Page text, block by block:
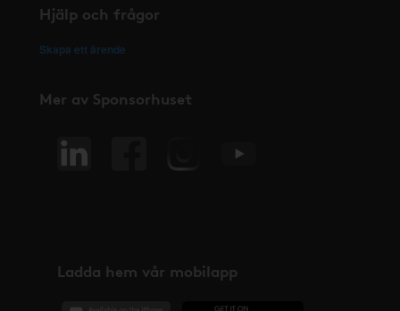
Hjälp och frågor
Skapa ett ärende
Mer av Sponsorhuset
Ladda hem vår mobilapp